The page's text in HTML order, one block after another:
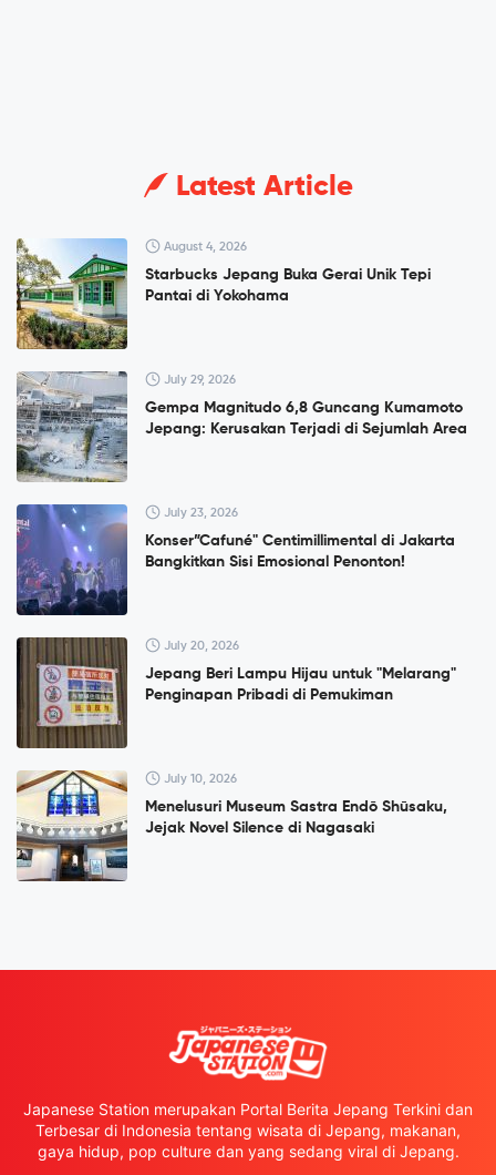
Latest Article
August 4, 2026
Starbucks Jepang Buka Gerai Unik Tepi
Pantai di Yokohama
July 29, 2026
Gempa Magnitudo 6,8 Guncang Kumamoto
Jepang: Kerusakan Terjadi di Sejumlah Area
July 23, 2026
Konser”Cafuné" Centimillimental di Jakarta
Bangkitkan Sisi Emosional Penonton!
July 20, 2026
Jepang Beri Lampu Hijau untuk "Melarang"
Penginapan Pribadi di Pemukiman
July 10, 2026
Menelusuri Museum Sastra Endō Shūsaku,
Jejak Novel Silence di Nagasaki
Japanese Station merupakan Portal Berita Jepang Terkini dan
Terbesar di Indonesia tentang wisata di Jepang, makanan,
gaya hidup, pop culture dan yang sedang viral di Jepang.